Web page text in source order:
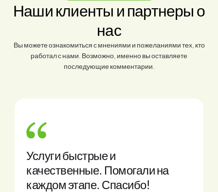
Наши клиенты и партнеры о
нас
Вы можете ознакомиться с мнениями и пожеланиями тех, кто
работал с нами. Возможно, именно вы оставляете
последующие комментарии.
Услуги быстрые и
качественные. Помогали на
каждом этапе. Спасибо!